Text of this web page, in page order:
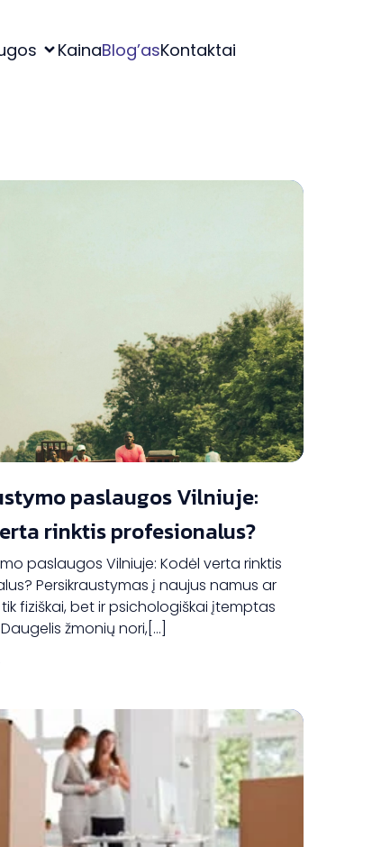
KainaBlog’asKontaktai
paslaugos Vilniuje:
rinktis profesionalus?
paslaugos Vilniuje: Kodėl verta rinktis
Persikraustymas į naujus namus ar
fiziškai, bet ir psichologiškai įtemptas
žmonių nori,[…]